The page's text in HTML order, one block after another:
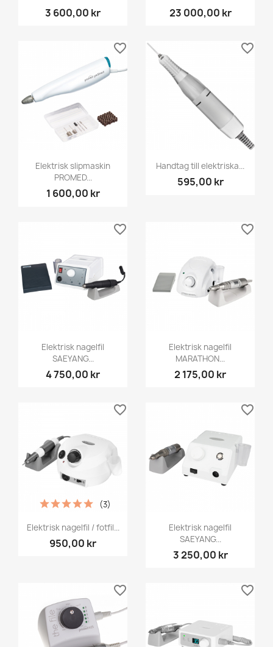
3 600,00 kr 23 000,00 kr
Elektrisk slipmaskin
PROMED...
1 600,00 kr
favorite_border
Handtag till elektriska...
595,00 kr
favorite_border
Elektrisk nagelfil
SAEYANG...
4 750,00 kr
favorite_border
Elektrisk nagelfil
MARATHON...
2 175,00 kr
favorite_border
Elektrisk nagelfil / fotfil...
950,00 kr
(3)
favorite_border
Elektrisk nagelfil
SAEYANG...
3 250,00 kr
favorite_border
favorite_border favorite_border